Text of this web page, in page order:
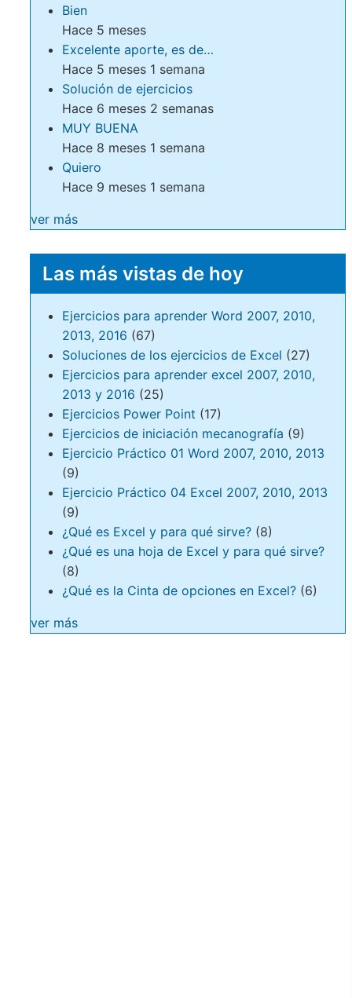
Bien
Hace 5 meses
Excelente aporte, es de…
Hace 5 meses 1 semana
Solución de ejercicios
Hace 6 meses 2 semanas
MUY BUENA
Hace 8 meses 1 semana
Quiero
Hace 9 meses 1 semana
ver más
Las más vistas de hoy
Ejercicios para aprender Word 2007, 2010,
2013, 2016 (67)
Soluciones de los ejercicios de Excel (27)
Ejercicios para aprender excel 2007, 2010,
2013 y 2016 (25)
Ejercicios Power Point (17)
Ejercicios de iniciación mecanografía (9)
Ejercicio Práctico 01 Word 2007, 2010, 2013
(9)
Ejercicio Práctico 04 Excel 2007, 2010, 2013
(9)
¿Qué es Excel y para qué sirve? (8)
¿Qué es una hoja de Excel y para qué sirve?
(8)
¿Qué es la Cinta de opciones en Excel? (6)
ver más